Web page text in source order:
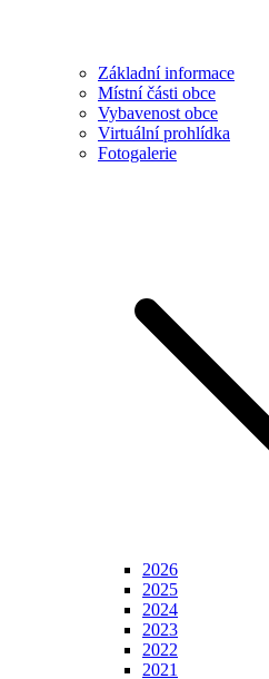
Základní informace
Místní části obce
Vybavenost obce
Virtuální prohlídka
Fotogalerie
2026
2025
2024
2023
2022
2021